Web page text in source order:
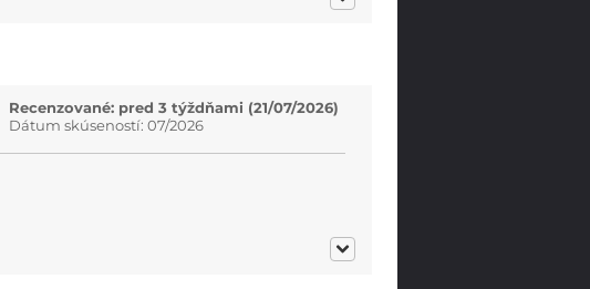
Recenzované: pred 3 týždňami (21/07/2026)
Dátum skúseností: 07/2026